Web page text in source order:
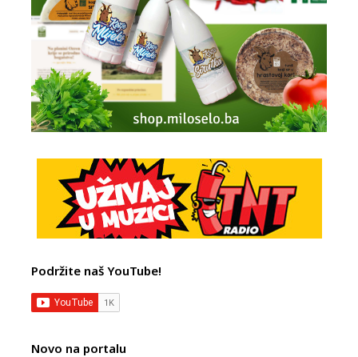
Podržite naš YouTube!
Novo na portalu